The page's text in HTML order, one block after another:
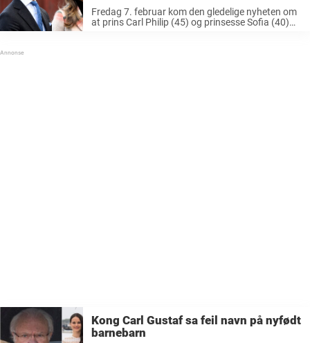
Fredag 7. februar kom den gledelige nyheten om
at prins Carl Philip (45) og prinsesse Sofia (40)
Kong Carl Gustaf sa feil navn på nyfødt
barnebarn